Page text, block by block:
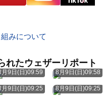
みについて
れたウェザーリポート
月9日(日)09:59 8月9日(日)09:58
月9日(日)09:25 8月9日(日)09:25